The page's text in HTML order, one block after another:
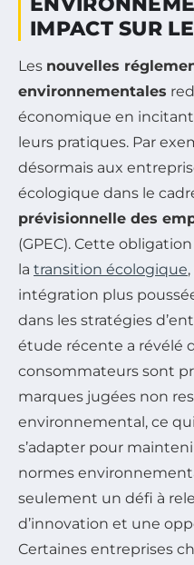
IMPACT SUR
Les nouvelles
environnementales
économique en
leurs pratiques. Par
désormais aux
écologique dans le
prévisionnelle des
(GPEC). Cette
la transition écologique
intégration plus
dans les stratégies
étude récente a révélé
consommateurs sont
marques jugées non
environnemental, ce
s’adapter pour
normes
seulement un défi à
d’innovation et une
Certaines entreprises